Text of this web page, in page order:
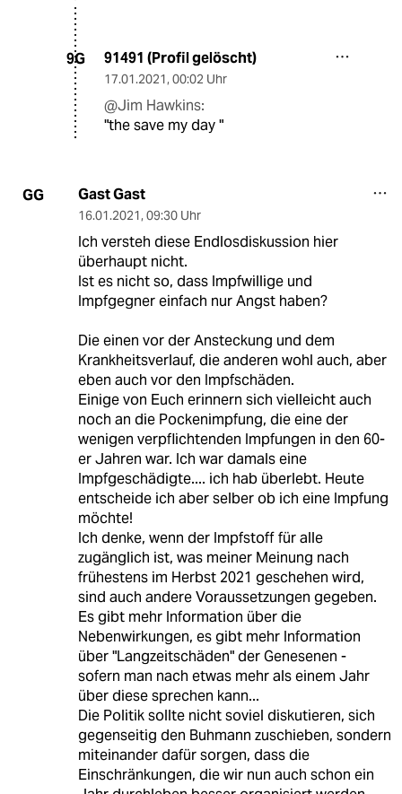
9G 91491 (Profil gelöscht)
17.01.2021, 00:02 Uhr
@Jim Hawkins:
"the save my day "
GG Gast Gast
16.01.2021, 09:30 Uhr
Ich versteh diese Endlosdiskussion hier
überhaupt nicht.
Ist es nicht so, dass Impfwillige und
Impfgegner einfach nur Angst haben?
Die einen vor der Ansteckung und dem
Krankheitsverlauf, die anderen wohl auch, aber
eben auch vor den Impfschäden.
Einige von Euch erinnern sich vielleicht auch
noch an die Pockenimpfung, die eine der
wenigen verpflichtenden Impfungen in den 60-
er Jahren war. Ich war damals eine
Impfgeschädigte.... ich hab überlebt. Heute
entscheide ich aber selber ob ich eine Impfung
möchte!
Ich denke, wenn der Impfstoff für alle
zugänglich ist, was meiner Meinung nach
frühestens im Herbst 2021 geschehen wird,
sind auch andere Voraussetzungen gegeben.
Es gibt mehr Information über die
Nebenwirkungen, es gibt mehr Information
über "Langzeitschäden" der Genesenen -
sofern man nach etwas mehr als einem Jahr
über diese sprechen kann...
Die Politik sollte nicht soviel diskutieren, sich
gegenseitig den Buhmann zuschieben, sondern
miteinander dafür sorgen, dass die
Einschränkungen, die wir nun auch schon ein